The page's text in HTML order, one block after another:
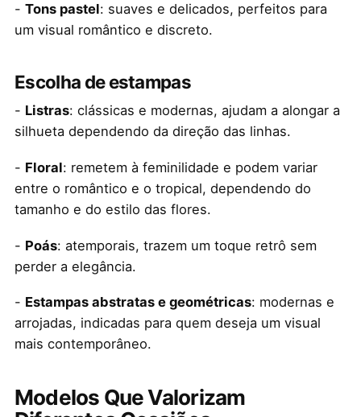
- Tons pastel: suaves e delicados, perfeitos para
um visual romântico e discreto.
Escolha de estampas
- Listras: clássicas e modernas, ajudam a alongar a
silhueta dependendo da direção das linhas.
- Floral: remetem à feminilidade e podem variar
entre o romântico e o tropical, dependendo do
tamanho e do estilo das flores.
- Poás: atemporais, trazem um toque retrô sem
perder a elegância.
- Estampas abstratas e geométricas: modernas e
arrojadas, indicadas para quem deseja um visual
mais contemporâneo.
Modelos Que Valorizam